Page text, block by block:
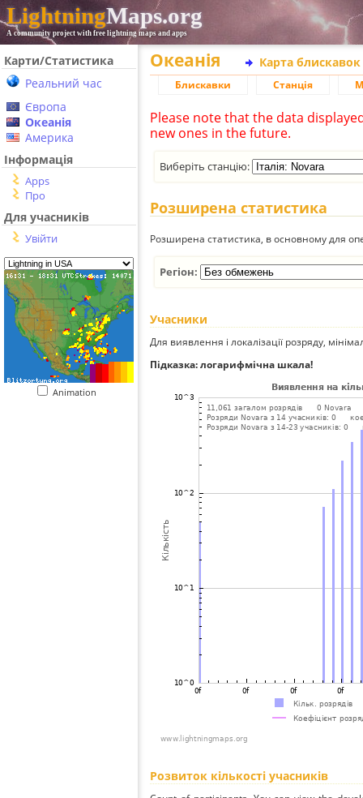
LightningMaps.org
A community project with free lightning maps and apps
Карти/Статистика
Реальний час
Європа
Океанія
Америка
Інформація
Apps
Про
Для учасників
Увійти
Animation
Океанія Карта
Блискавки Станція
Please note that the data
new ones in the future.
Виберіть станцію:
Розширена статистика
Розширена статистика, в основному для
Регіон:
Учасники
Для виявлення і локалізації розряду,
Підказка: логарифмічна шкала!
Розвиток кількості учасників